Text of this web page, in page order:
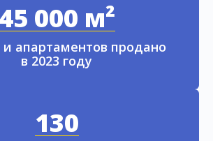
45 000 м²
и апартаментов продано
в 2023 году
130